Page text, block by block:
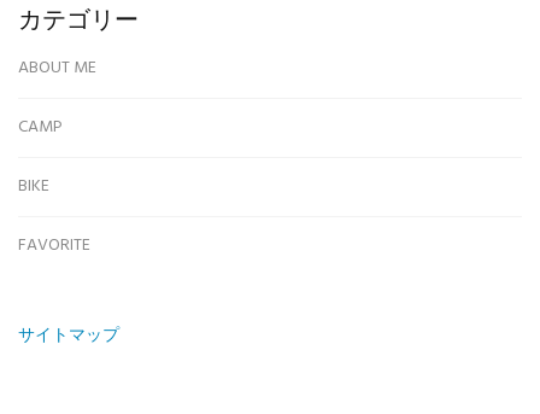
カテゴリー
ABOUT ME
CAMP
BIKE
FAVORITE
サイトマップ